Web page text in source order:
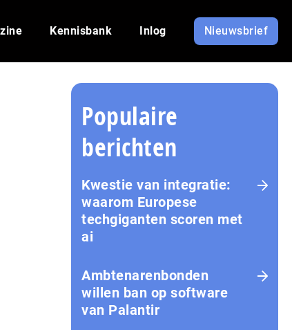
Kennisbank Inlog Nieuwsbrief
Populaire
berichten
Kwestie van integratie:
waarom Europese
techgiganten scoren met
ai
Amb­te­na­ren­bon­den
willen ban op software
van Palantir